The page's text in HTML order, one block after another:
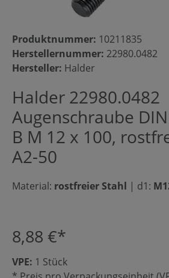
Produktnummer: 10211835
Herstellernummer: 22980.0482
Hersteller: Halder
Halder 22980.0482
Augenschraube
B M 12 x 100,
A2-50
Material: rostfreier Stahl | d1:
8,88 €*
VPE: 1 Stück